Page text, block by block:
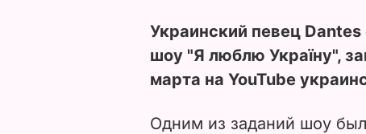
Украинский певец
шоу "Я люблю Україну",
марта на YouTube
Одним из заданий шоу